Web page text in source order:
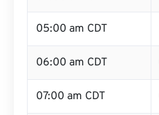
05:00 am CDT
06:00 am CDT
07:00 am CDT